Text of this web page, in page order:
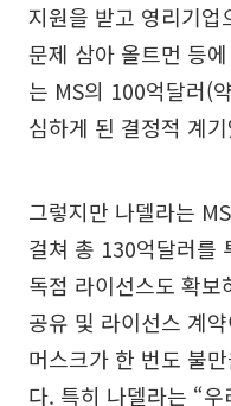
지원을 받고 영리기업
문제 삼아 올트먼 등
는 MS의 100억달러(
심하게 된 결정적 계
그렇지만 나델라는
걸쳐 총 130억달러를
독점 라이선스도 확보
공유 및 라이선스 계
머스크가 한 번도 불
다. 특히 나델라는 “